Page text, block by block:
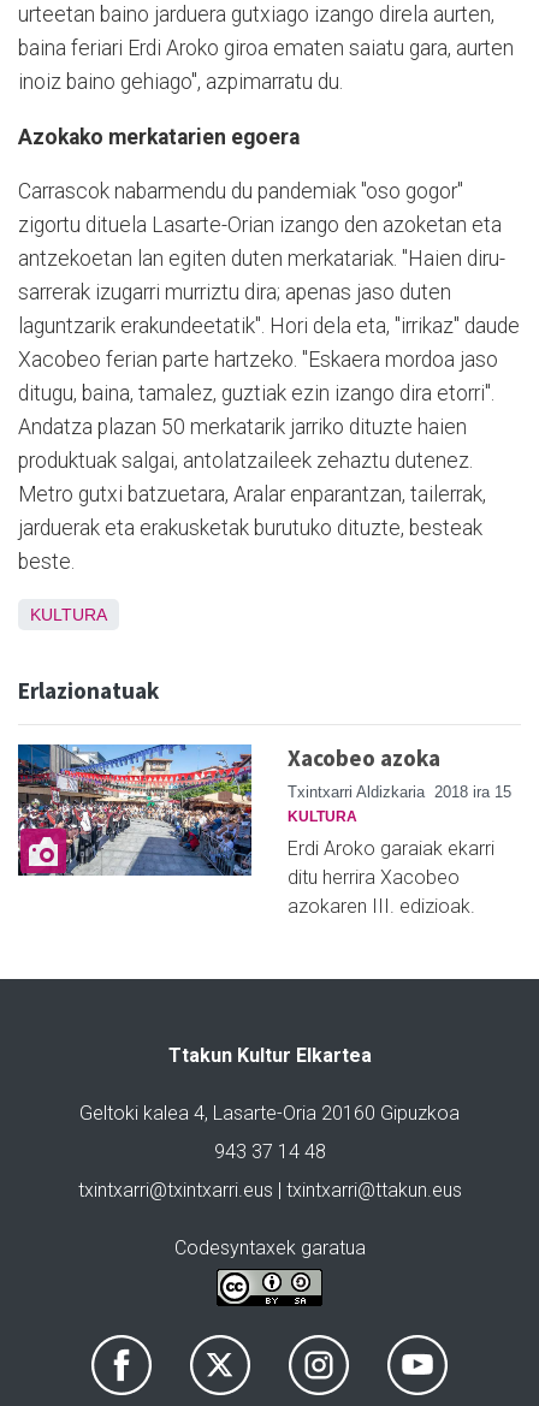
urteetan baino jarduera gutxiago izango direla aurten,
baina feriari Erdi Aroko giroa ematen saiatu gara, aurten
inoiz baino gehiago", azpimarratu du.
Azokako merkatarien egoera
Carrascok nabarmendu du pandemiak "oso gogor"
zigortu dituela Lasarte-Orian izango den azoketan eta
antzekoetan lan egiten duten merkatariak. "Haien diru-
sarrerak izugarri murriztu dira; apenas jaso duten
laguntzarik erakundeetatik". Hori dela eta, "irrikaz" daude
Xacobeo ferian parte hartzeko. "Eskaera mordoa jaso
ditugu, baina, tamalez, guztiak ezin izango dira etorri".
Andatza plazan 50 merkatarik jarriko dituzte haien
produktuak salgai, antolatzaileek zehaztu dutenez.
Metro gutxi batzuetara, Aralar enparantzan, tailerrak,
jarduerak eta erakusketak burutuko dituzte, besteak
beste.
KULTURA
Erlazionatuak
Xacobeo azoka
Txintxarri Aldizkaria 2018 ira 15
KULTURA
Erdi Aroko garaiak ekarri
ditu herrira Xacobeo
azokaren III. edizioak.
Ttakun Kultur Elkartea
Geltoki kalea 4, Lasarte-Oria 20160 Gipuzkoa
943 37 14 48
txintxarri@txintxarri.eus | txintxarri@ttakun.eus
Codesyntaxek garatua